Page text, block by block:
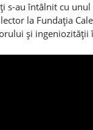
s-au întâlnit cu
la Fundaţia
şi